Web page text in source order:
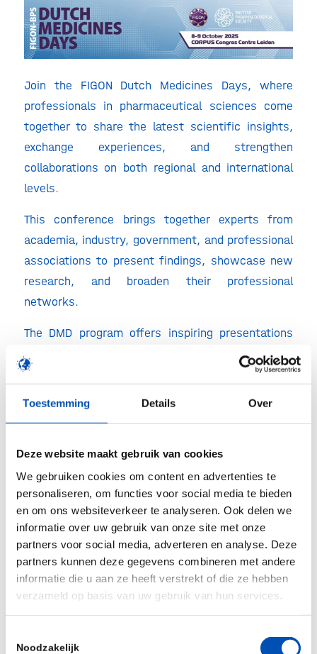
Toestemming Details Over
Deze website maakt gebruik van cookies
We gebruiken cookies om content en advertenties te
personaliseren, om functies voor social media te bieden
en om ons websiteverkeer te analyseren. Ook delen we
informatie over uw gebruik van onze site met onze
partners voor social media, adverteren en analyse. Deze
partners kunnen deze gegevens combineren met andere
informatie die u aan ze heeft verstrekt of die ze hebben
verzameld op basis van uw gebruik van hun services.
Noodzakelijk
Join the FIGON Dutch Medicines Days, where
professionals in pharmaceutical sciences come
together to share the latest scientific insights,
exchange experiences, and strengthen
collaborations on both regional and international
levels.
This conference brings together experts from
academia, industry, government, and professional
associations to present findings, showcase new
research, and broaden their professional
networks.
The DMD program offers inspiring presentations
and lectures that highlight future-focused
developments in drug innovation and healthcare
📆 8 – 9 October 2025
📍CORPUS Congress Centre, Leiden
🎫 Hollandbio members receive 10% off on the
ticket price.The promo code can be requested
using the button on the top right.
For more information, please visitthe website.